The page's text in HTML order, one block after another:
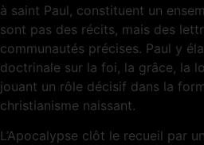
à saint Paul, constituent un
sont pas des récits, mais des
communautés précises. Paul y
doctrinale sur la foi, la grâce, la
jouant un rôle décisif dans la
christianisme naissant.
L’Apocalypse clôt le recueil par